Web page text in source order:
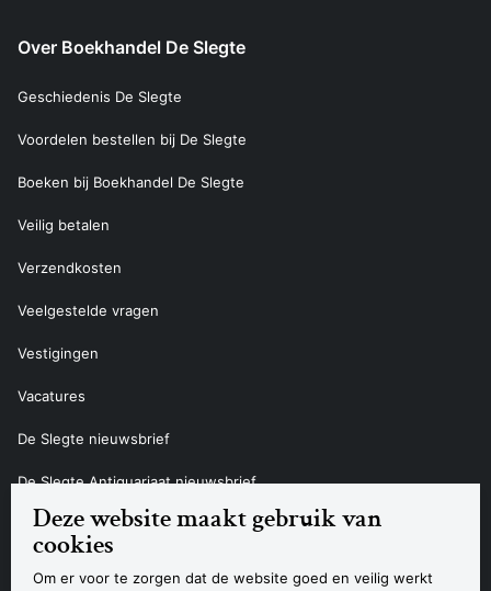
Deze website maakt gebruik van
cookies
Om er voor te zorgen dat de website goed en veilig werkt
Over Boekhandel De Slegte
Geschiedenis De Slegte
Voordelen bestellen bij De Slegte
Boeken bij Boekhandel De Slegte
Veilig betalen
Verzendkosten
Veelgestelde vragen
Vestigingen
Vacatures
De Slegte nieuwsbrief
De Slegte Antiquariaat nieuwsbrief
Contact